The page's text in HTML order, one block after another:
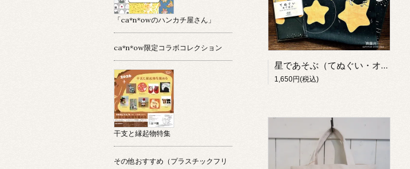
星であそぶ（てぬぐい・オレンジ）【齋藤州一】
1,650円(税込)
「ca*n*owのハンカチ屋さん」
ca*n*ow限定コラボコレクション
干支と縁起物特集
その他おすすめ（プラスチックフリ